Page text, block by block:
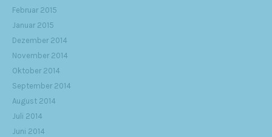
Februar 2015
Januar 2015
Dezember 2014
November 2014
Oktober 2014
September 2014
August 2014
Juli 2014
Juni 2014